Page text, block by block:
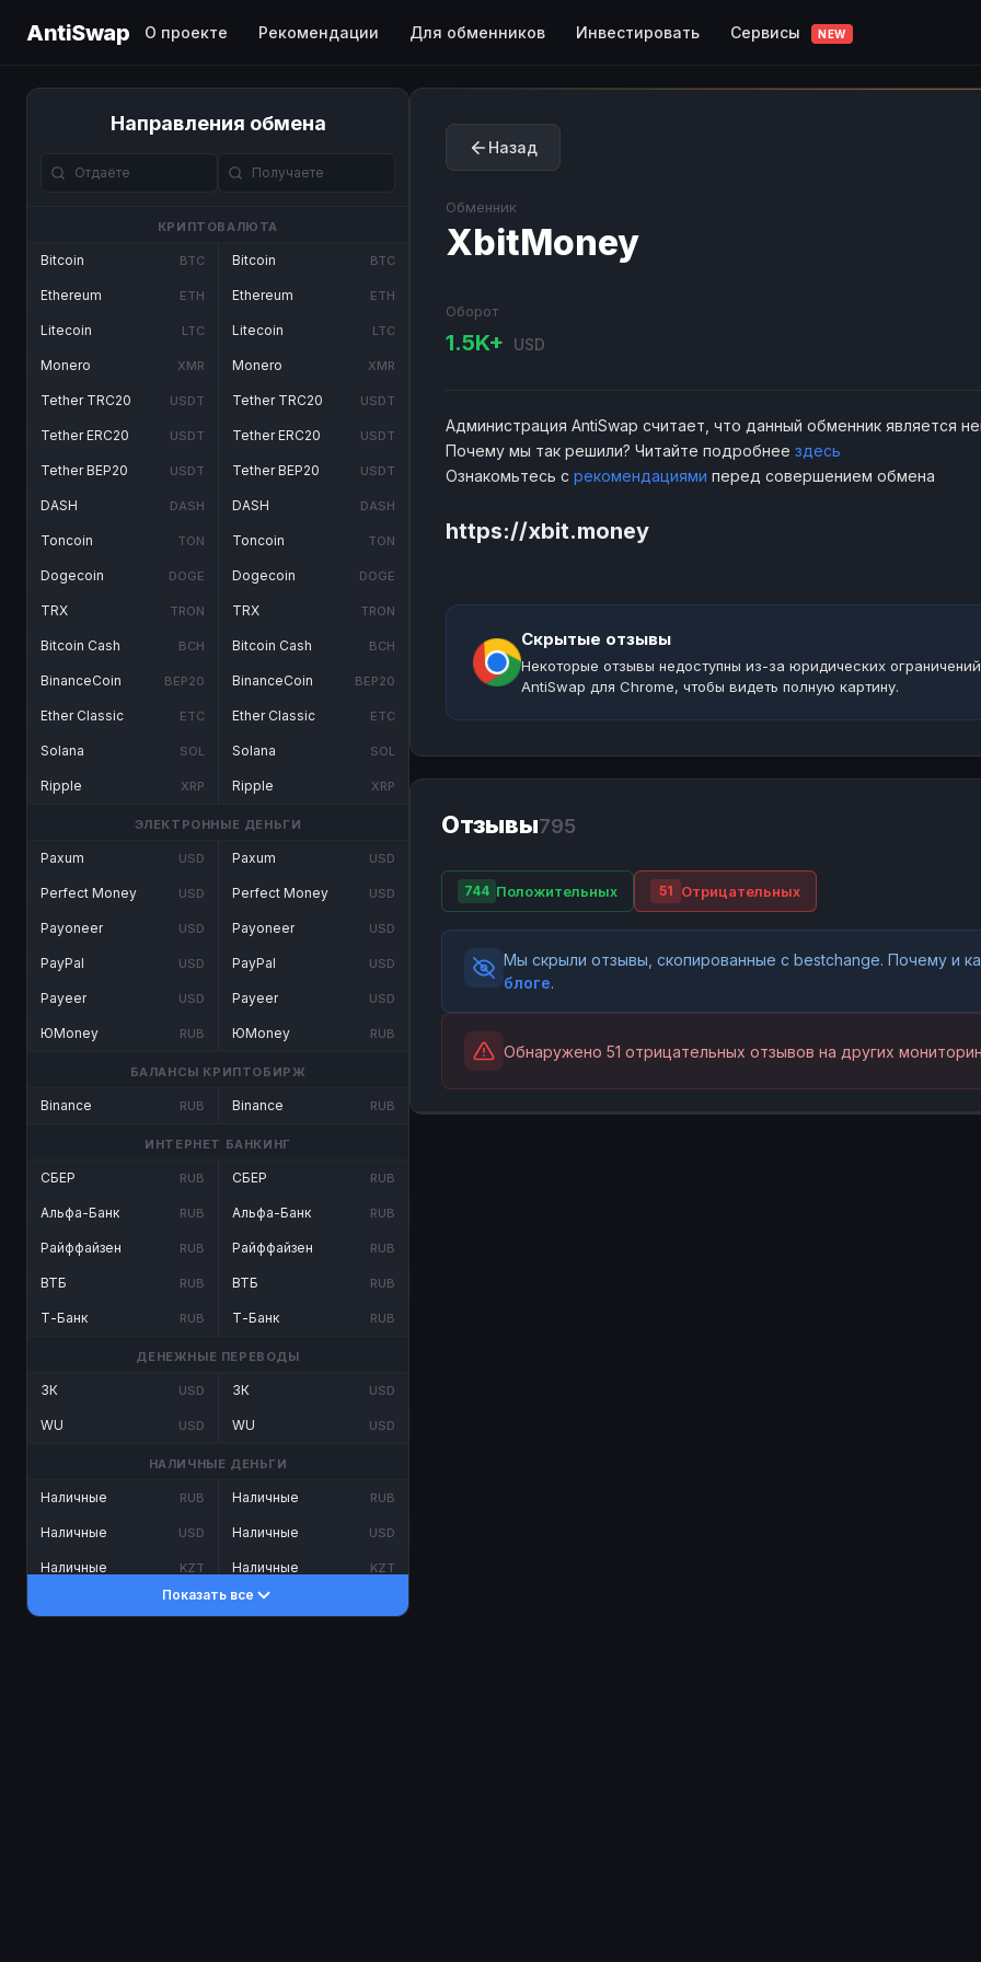
AntiSwap О проекте Рекомендации Для обменников Инвестировать Сервисы NEW
Направления обмена
КРИПТОВАЛЮТА
Bitcoin BTC
Ethereum ETH
Litecoin LTC
Monero XMR
Tether TRC20 USDT
Tether ERC20 USDT
Tether BEP20 USDT
DASH DASH
Toncoin TON
Dogecoin DOGE
TRX TRON
Bitcoin Cash BCH
BinanceCoin BEP20
Ether Classic ETC
Solana SOL
Ripple XRP
Bitcoin BTC
Ethereum ETH
Litecoin LTC
Monero XMR
Tether TRC20 USDT
Tether ERC20 USDT
Tether BEP20 USDT
DASH DASH
Toncoin TON
Dogecoin DOGE
TRX TRON
Bitcoin Cash BCH
BinanceCoin BEP20
Ether Classic ETC
Solana SOL
Ripple XRP
ЭЛЕКТРОННЫЕ ДЕНЬГИ
Paxum USD
Perfect Money USD
Payoneer USD
PayPal USD
Payeer USD
ЮMoney RUB
Paxum USD
Perfect Money USD
Payoneer USD
PayPal USD
Payeer USD
ЮMoney RUB
БАЛАНСЫ КРИПТОБИРЖ
Binance RUB Binance RUB
ИНТЕРНЕТ БАНКИНГ
СБЕР RUB
Альфа-Банк RUB
Райффайзен RUB
ВТБ RUB
Т-Банк RUB
СБЕР RUB
Альфа-Банк RUB
Райффайзен RUB
ВТБ RUB
Т-Банк RUB
ДЕНЕЖНЫЕ ПЕРЕВОДЫ
ЗК USD
WU USD
ЗК USD
WU USD
НАЛИЧНЫЕ ДЕНЬГИ
Наличные RUB
Наличные USD
Наличные KZT
Наличные RUB
Наличные USD
Наличные KZT
Показать все
Назад
Обменник
XbitMoney
Оборот
1.5K+ USD
Администрация AntiSwap считает, что данный обменник является
Почему мы так решили? Читайте подробнее здесь
Ознакомьтесь с рекомендациями перед совершением обмена
https://xbit.money
Скрытые отзывы
Некоторые отзывы недоступны из-за юридических
AntiSwap для Chrome, чтобы видеть полную картину.
Отзывы795
744 Положительных 51 Отрицательных
Мы скрыли отзывы, скопированные с bestchange. Почему и
блоге.
Обнаружено 51 отрицательных отзывов на других